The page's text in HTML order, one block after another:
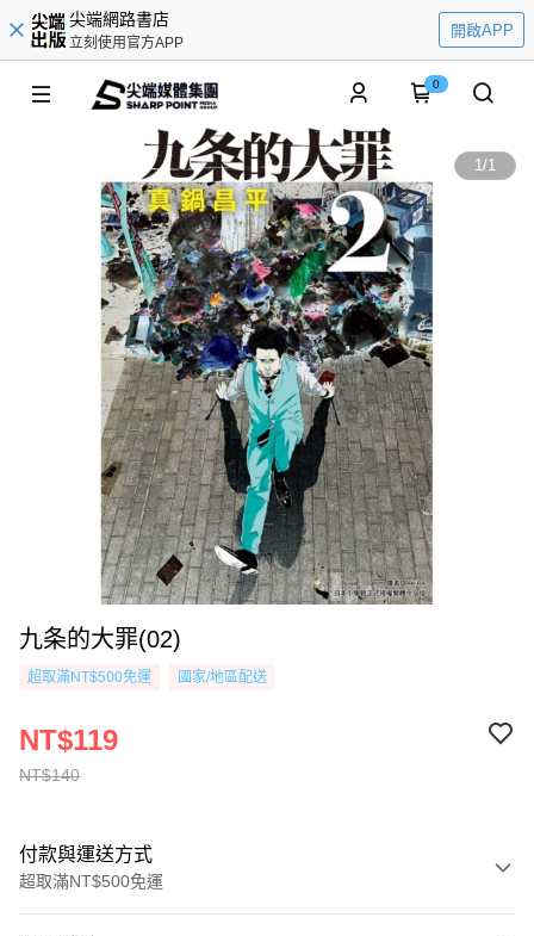
尖端網路書店
立刻使用官方APP
開啟APP
0
1/1
九条的大罪(02)
超取滿NT$500免運 國家/地區配送
NT$140
NT$119
付款與運送方式
超取滿NT$500免運